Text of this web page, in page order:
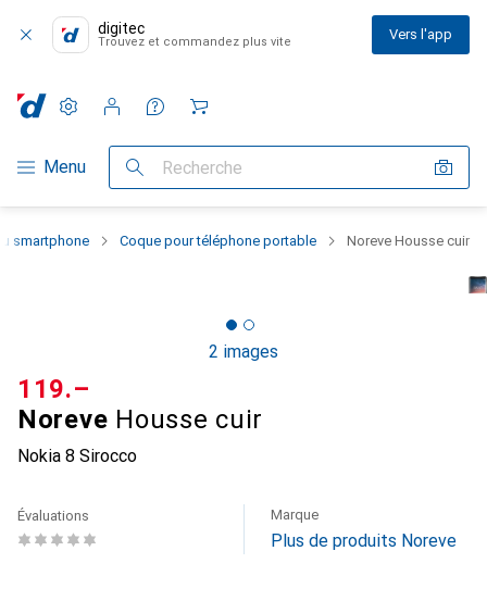
digitec
Trouvez et commandez plus vite Vers l'app
Navigation par catégorie
Menu Recherche
Paramètres
Compte client
Listes de comparaison
Listes d'envies
Panier
smartphone Coque pour téléphone portable Noreve Housse cuir
2 images
Noreve Housse cuir
Nokia 8 Sirocco
CHF
119.–
Évaluations Marque
Plus de produits Noreve